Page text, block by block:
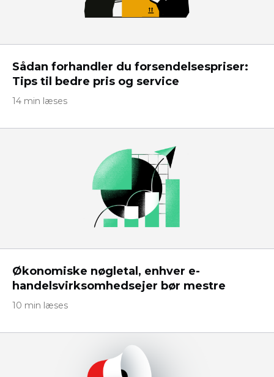
Sådan forhandler du forsendelsespriser:
Tips til bedre pris og service
14 min læses
Økonomiske nøgletal, enhver e-
handelsvirksomhedsejer bør mestre
10 min læses